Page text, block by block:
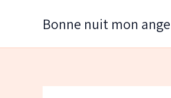
Bonne nuit mon ange